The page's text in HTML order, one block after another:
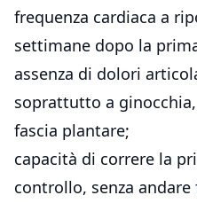
frequenza cardiaca a
settimane dopo la
assenza di dolori
soprattutto a
fascia plantare;
capacità di correre la
controllo, senza